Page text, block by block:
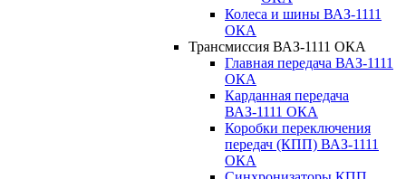
Колеса и шины ВАЗ-1111
ОКА
Трансмиссия ВАЗ-1111 ОКА
Главная передача ВАЗ-1111
ОКА
Карданная передача
ВАЗ-1111 ОКА
Коробки переключения
передач (КПП) ВАЗ-1111
ОКА